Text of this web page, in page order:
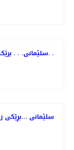
سلێمانی. . . برێكی زۆر خورمای بریه‌م له‌ناوده‌برێت. .
سلێمانی ...بڕێكی